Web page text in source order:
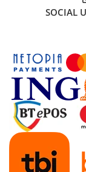
Servere, Storage &
Servere NAS
Servere
SSD enterprise
HDD enterprise
DAS (Direct
SOCIAL